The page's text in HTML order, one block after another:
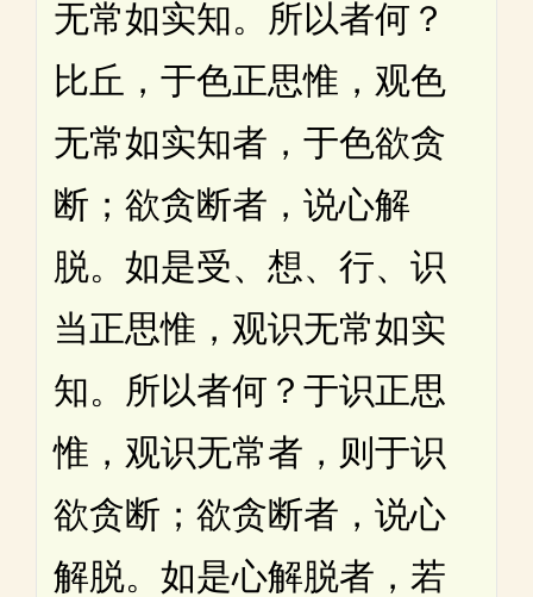
无常如实知。所以者何？
比丘，于色正思惟，观色
无常如实知者，于色欲贪
断；欲贪断者，说心解
脱。如是受、想、行、识
当正思惟，观识无常如实
知。所以者何？于识正思
惟，观识无常者，则于识
欲贪断；欲贪断者，说心
解脱。如是心解脱者，若